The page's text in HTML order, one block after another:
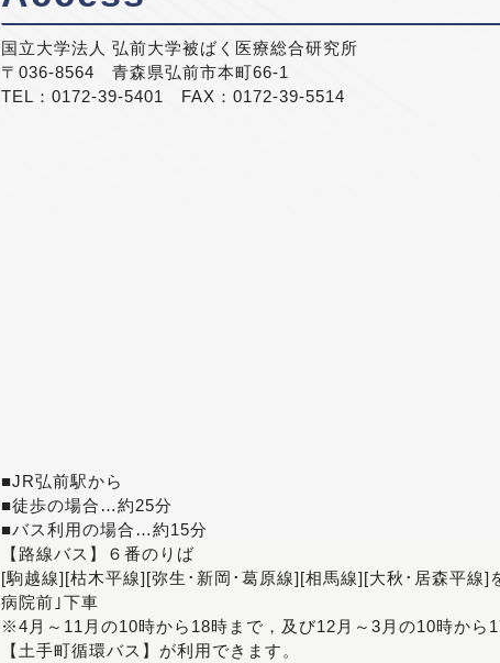
国立大学法人 弘前大学被ばく医療総合研究所
〒036-8564 青森県弘前市本町66-1
TEL：0172-39-5401 FAX：0172-39-5514
■JR弘前駅から
■徒歩の場合…約25分
■バス利用の場合…約15分
【路線バス】６番のりば
[駒越線][枯木平線][弥生･新岡･葛原線][相馬線][大秋･居森平線]
病院前｣下車
※4月～11月の10時から18時まで，及び12月～3月の10時から
【土手町循環バス】が利用できます。